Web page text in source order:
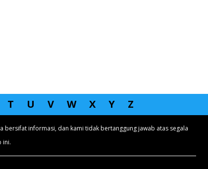
T U V W X Y Z
bersifat informasi, dan kami tidak bertanggung jawab atas segala
ini.